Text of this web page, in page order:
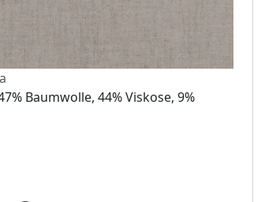
Baumwolle, 44% Viskose, 9%